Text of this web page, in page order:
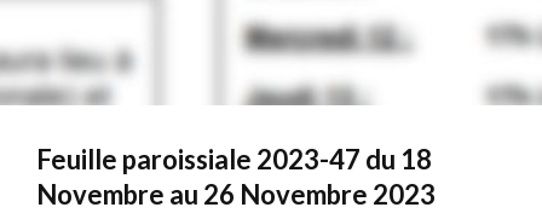
Feuille paroissiale 2023-47 du 18
Novembre au 26 Novembre 2023